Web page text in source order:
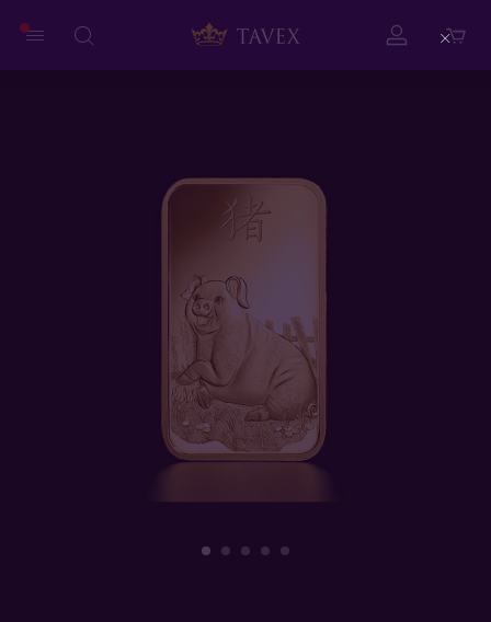
Close